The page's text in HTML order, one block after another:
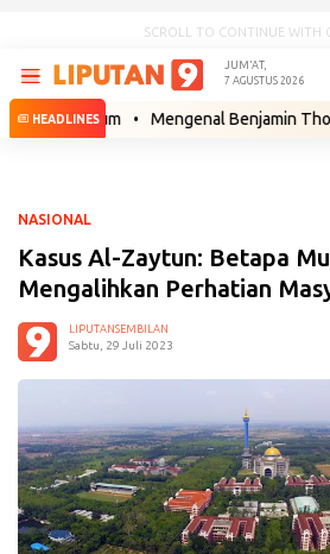
SCROLL TO CONTINUE WITH
JUM'AT,
7 AGUSTUS 2026
HEADLINES
• Mengenal Benjamin Thomas
NASIONAL
Kasus Al-Zaytun: Betapa
Mengalihkan Perhatian
LIPUTANSEMBILAN
Sabtu, 29 Juli 2023